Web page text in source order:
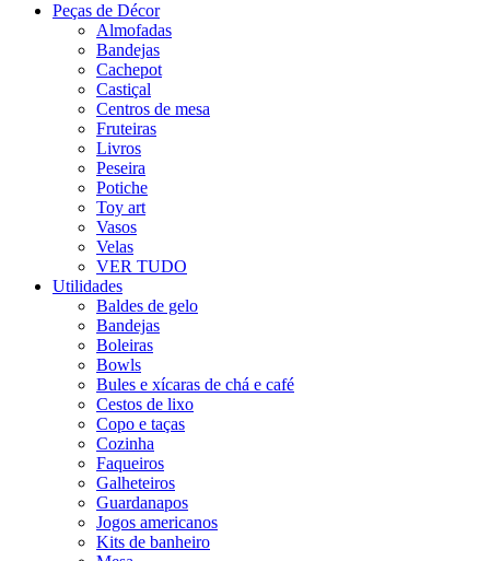
Peças de Décor
Almofadas
Bandejas
Cachepot
Castiçal
Centros de mesa
Fruteiras
Livros
Peseira
Potiche
Toy art
Vasos
Velas
VER TUDO
Utilidades
Baldes de gelo
Bandejas
Boleiras
Bowls
Bules e xícaras de chá e café
Cestos de lixo
Copo e taças
Cozinha
Faqueiros
Galheteiros
Guardanapos
Jogos americanos
Kits de banheiro